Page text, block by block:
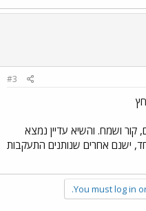
#3
מ"ב, גשם, קור ושמח. והשיא עדיין נמצא
ישנם אחרים שנותנים התעקבות
You must log in